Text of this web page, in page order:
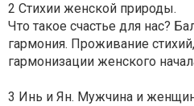
2 Стихии женской природы.
Что такое счастье для нас?
гармония. Проживание
гармонизации женского
3 Инь и Ян. Мужчина и